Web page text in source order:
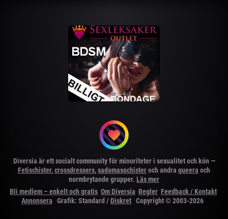
Diversia är ett socialt community för minoriteter i sexualitet och kön —
Fetischister,crossdressers,sadomasochisteroch andra queera och
normbrytande grupper. Läs mer
Bli medlem – enkelt och gratis Om Diversia Regler Feedback / Kontakt
Annonsera
Grafik: Standard /Diskret Copyright © 2003-2026